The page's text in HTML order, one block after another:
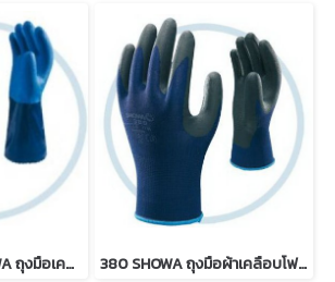
21SWA720R SHOWA ถุงมือเคลือบ Nitrile 380 SHOWA ถุงมือผ้าเคลือบโฟมไนไตร